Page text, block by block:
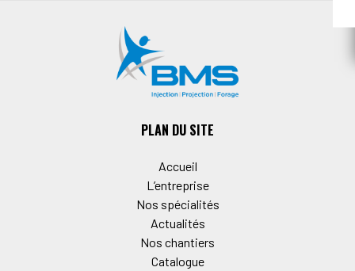
PLAN DU SITE
Accueil
L’entreprise
Nos spécialités
Actualités
Nos chantiers
Catalogue